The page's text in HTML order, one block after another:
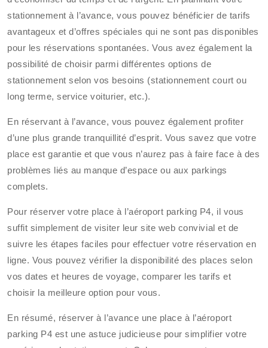
stationnement à l’avance, vous pouvez bénéficier de tarifs
avantageux et d’offres spéciales qui ne sont pas disponibles
pour les réservations spontanées. Vous avez également la
possibilité de choisir parmi différentes options de
stationnement selon vos besoins (stationnement court ou
long terme, service voiturier, etc.).
En réservant à l’avance, vous pouvez également profiter
d’une plus grande tranquillité d’esprit. Vous savez que votre
place est garantie et que vous n’aurez pas à faire face à des
problèmes liés au manque d’espace ou aux parkings
complets.
Pour réserver votre place à l’aéroport parking P4, il vous
suffit simplement de visiter leur site web convivial et de
suivre les étapes faciles pour effectuer votre réservation en
ligne. Vous pouvez vérifier la disponibilité des places selon
vos dates et heures de voyage, comparer les tarifs et
choisir la meilleure option pour vous.
En résumé, réserver à l’avance une place à l’aéroport
parking P4 est une astuce judicieuse pour simplifier votre